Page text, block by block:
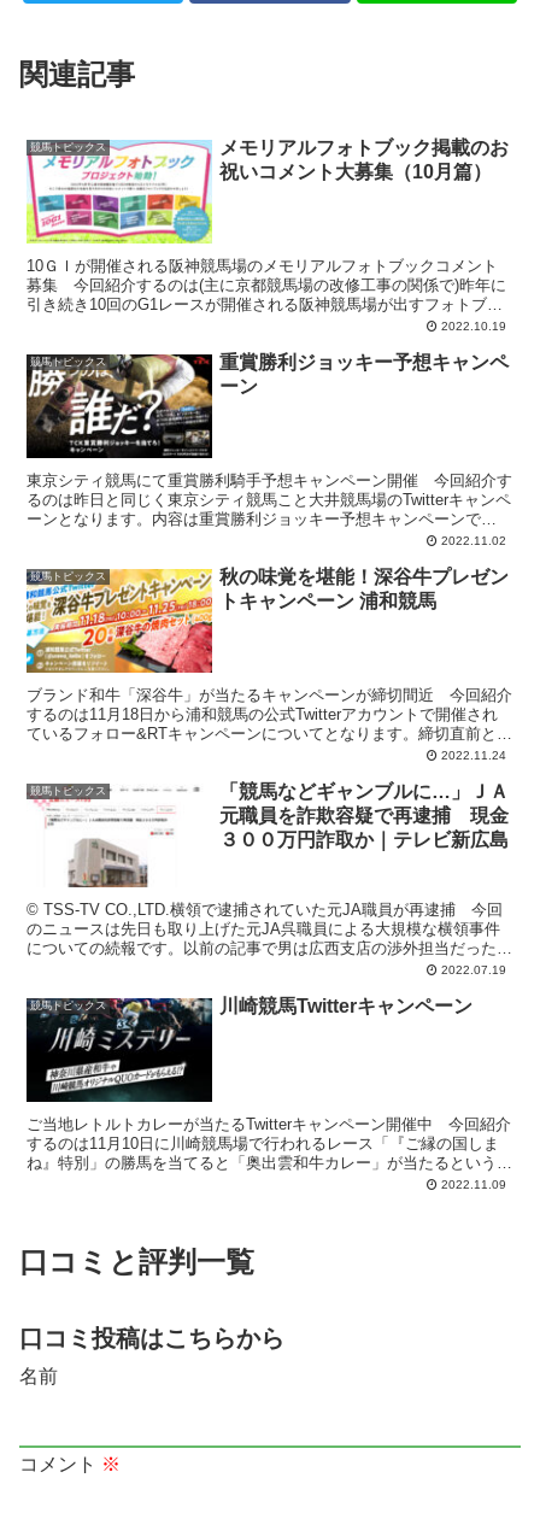
関連記事
競馬トピックス
メモリアルフォトブック掲載のお
祝いコメント大募集（10月篇）
10ＧＩが開催される阪神競馬場のメモリアルフォトブックコメント
募集 今回紹介するのは(主に京都競馬場の改修工事の関係で)昨年に
引き続き10回のG1レースが開催される阪神競馬場が出すフォトブッ
2022.10.19
競馬トピックス
重賞勝利ジョッキー予想キャンペ
ーン
東京シティ競馬にて重賞勝利騎手予想キャンペーン開催 今回紹介す
るのは昨日と同じく東京シティ競馬こと大井競馬場のTwitterキャンペ
ーンとなります。内容は重賞勝利ジョッキー予想キャンペーンで
す。 重賞勝利ジョッキー予想キャンペーンは重賞があ... 2022.11.02
競馬トピックス
秋の味覚を堪能！深谷牛プレゼン
トキャンペーン 浦和競馬
ブランド和牛「深谷牛」が当たるキャンペーンが締切間近 今回紹介
するのは11月18日から浦和競馬の公式Twitterアカウントで開催され
ているフォロー&RTキャンペーンについてとなります。締切直前とい
2022.11.24
競馬トピックス
「競馬などギャンブルに…」ＪＡ
元職員を詐欺容疑で再逮捕 現金
３００万円詐取か｜テレビ新広島
© TSS-TV CO.,LTD.横領で逮捕されていた元JA職員が再逮捕 今回
のニュースは先日も取り上げた元JA呉職員による大規模な横領事件
についての続報です。以前の記事で男は広西支店の渉外担当だった立
2022.07.19
競馬トピックス 川崎競馬Twitterキャンペーン
ご当地レトルトカレーが当たるTwitterキャンペーン開催中 今回紹介
するのは11月10日に川崎競馬場で行われるレース「『ご縁の国しま
ね』特別」の勝馬を当てると「奥出雲和牛カレー」が当たるという
2022.11.09
口コミと評判一覧
口コミ投稿はこちらから
名前
コメント ※